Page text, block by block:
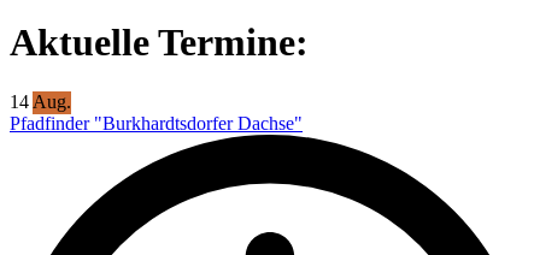
Aktuelle Termine:
14 Aug.
Pfadfinder "Burkhardtsdorfer Dachse"